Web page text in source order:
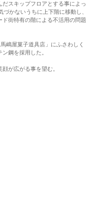
スキップフロアとする事によっ
かないうちに上下階に移動し、
街特有の階による不活用の問題
嶋屋菓子道具店」にふさわしく
鋼を採用した。
が広がる事を望む。